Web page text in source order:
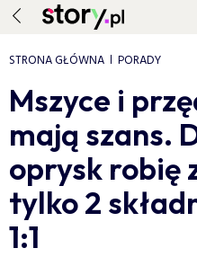
STRONA GŁÓWNA PORADY
Mszyce i
mają szans.
oprysk robię
tylko 2
1:1